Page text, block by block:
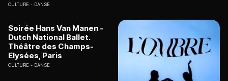
CULTURE DANSE
Soirée Hans Van Manen -
Dutch National Ballet.
Théâtre des Champs-
Elysées, Paris
CULTURE DANSE